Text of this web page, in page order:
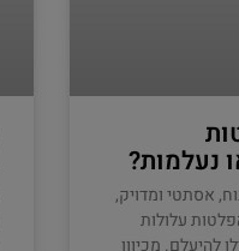
נעלמות?
אסתטי ומדויק,
עלולות